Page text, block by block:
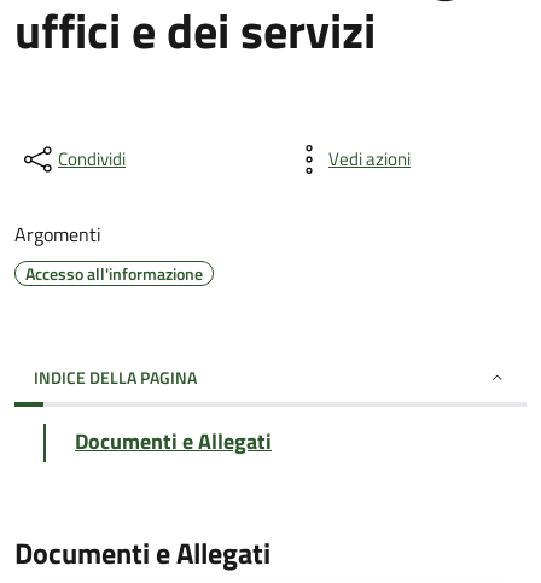
uffici e dei servizi
Condividi Vedi azioni
Argomenti
Accesso all'informazione
INDICE DELLA PAGINA
Documenti e Allegati
Documenti e Allegati